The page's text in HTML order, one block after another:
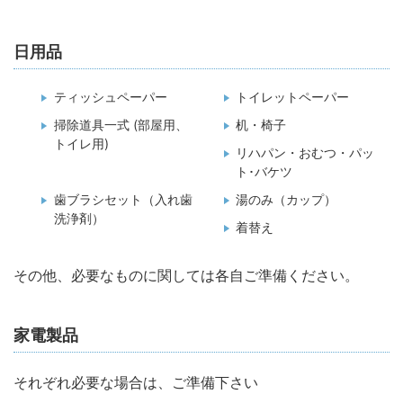
日用品
ティッシュペーパー
トイレットペーパー
掃除道具一式 (部屋用、
トイレ用)
机・椅子
リハパン・おむつ・パッ
ト･バケツ
歯ブラシセット（入れ歯
洗浄剤）
湯のみ（カップ）
着替え
その他、必要なものに関しては各自ご準備ください。
家電製品
それぞれ必要な場合は、ご準備下さい